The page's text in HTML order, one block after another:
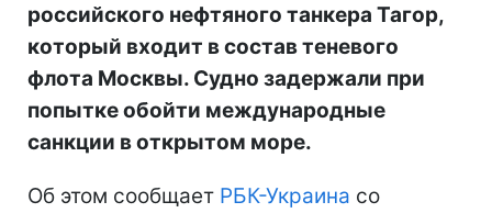
российского нефтяного танкера Тагор,
который входит в состав теневого
флота Москвы. Судно задержали при
попытке обойти международные
санкции в открытом море.
Об этом сообщает РБК-Украина со